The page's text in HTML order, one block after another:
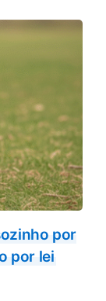
por
por lei